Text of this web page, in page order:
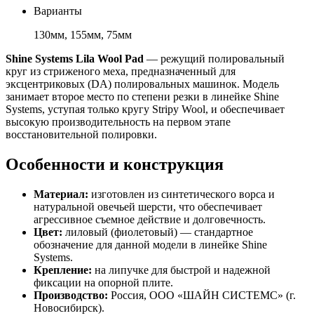
Варианты
130мм, 155мм, 75мм
Shine Systems Lila Wool Pad — режущий полировальный
круг из стриженого меха, предназначенный для
эксцентриковых (DA) полировальных машинок. Модель
занимает второе место по степени резки в линейке Shine
Systems, уступая только кругу Stripy Wool, и обеспечивает
высокую производительность на первом этапе
восстановительной полировки.
Особенности и конструкция
Материал: изготовлен из синтетического ворса и
натуральной овечьей шерсти, что обеспечивает
агрессивное съемное действие и долговечность.
Цвет: лиловый (фиолетовый) — стандартное
обозначение для данной модели в линейке Shine
Systems.
Крепление: на липучке для быстрой и надежной
фиксации на опорной плите.
Производство: Россия, ООО «ШАЙН СИСТЕМС» (г.
Новосибирск).